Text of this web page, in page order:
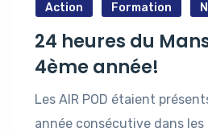
Action Formation
24 heures du
4ème année!
Les AIR POD étaient
année consécutive dans les